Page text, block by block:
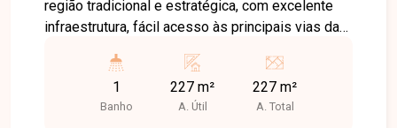
região tradicional e estratégica, com excelente
infraestrutura, fácil acesso às principais vias da
consumidores. A localização oferece
proximidade a comércios, supermercados,
escolas, farmácias e diversos serviços, sendo
1
Banho
227 m²
A. Útil
227 m²
A. Total